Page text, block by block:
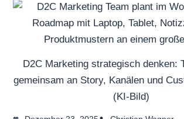
D2C Marketing strategisch denken:
gemeinsam an Story, Kanälen und
(KI-Bild)